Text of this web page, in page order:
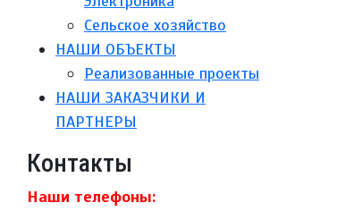
Сельское хозяйство
НАШИ ОБЪЕКТЫ
Реализованные проекты
НАШИ ЗАКАЗЧИКИ И
ПАРТНЕРЫ
Контакты
Наши телефоны: